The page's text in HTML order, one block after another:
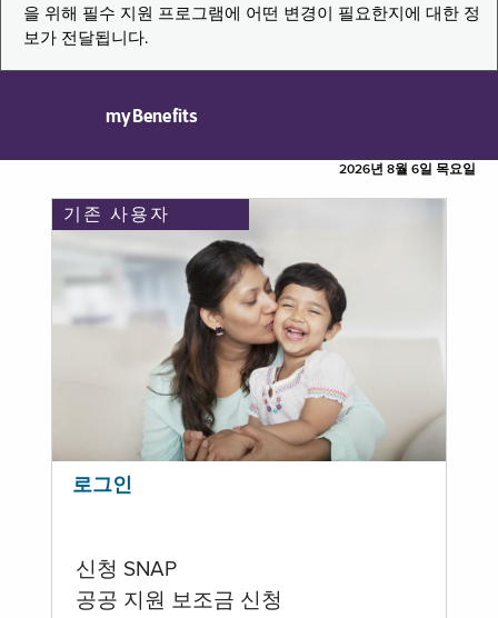
을 위해 필수 지원 프로그램에 어떤 변경이 필요한지에 대한 정
보가 전달됩니다.
myBenefits
2026년 8월 6일 목요일
기존 사용자
로그인
신청 SNAP
공공 지원 보조금 신청